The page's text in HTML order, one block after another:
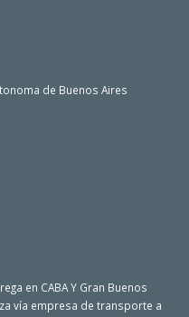
de Buenos Aires
en CABA Y Gran Buenos
vía empresa de transporte a